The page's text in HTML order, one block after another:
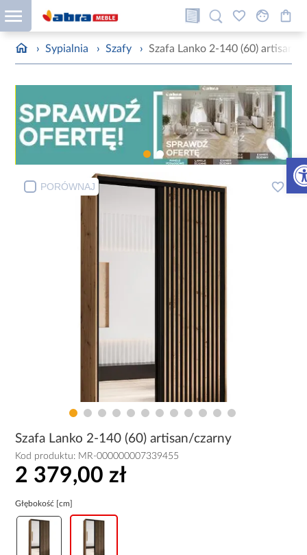
› Sypialnia › Szafy › Szafa Lanko 2-140 (60) artisan/
PORÓWNAJ
Szafa Lanko 2-140 (60) artisan/czarny
Kod produktu: MR-000000007339455
2 379,00 zł
Głębokość [cm]